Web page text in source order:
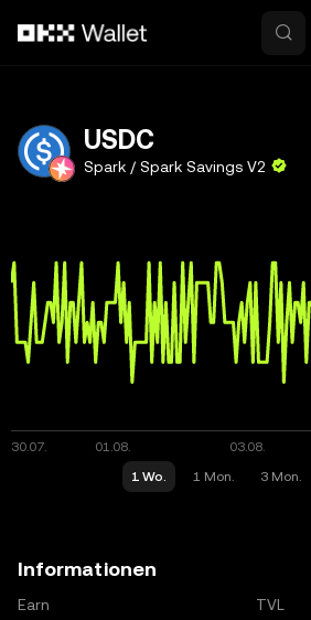
USDC
Spark / Spark Savings V2
1 Wo. 1 Mon. 3 Mon.
Informationen
Earn TVL